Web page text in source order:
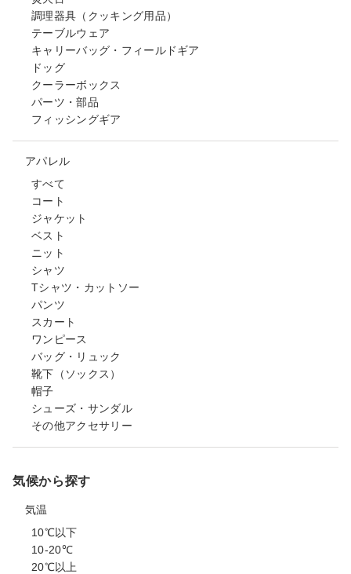
調理器具（クッキング用品）
テーブルウェア
キャリーバッグ・フィールドギア
ドッグ
クーラーボックス
パーツ・部品
フィッシングギア
アパレル
すべて
コート
ジャケット
ベスト
ニット
シャツ
Tシャツ・カットソー
パンツ
スカート
ワンピース
バッグ・リュック
靴下（ソックス）
帽子
シューズ・サンダル
その他アクセサリー
気候から探す
気温
10℃以下
10-20℃
20℃以上